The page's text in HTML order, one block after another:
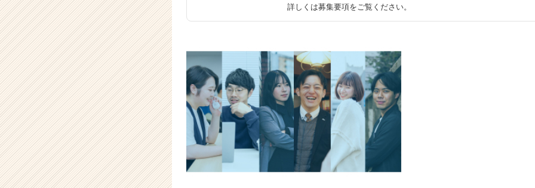
詳しくは募集要項をご覧ください。